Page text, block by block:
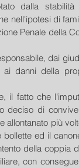
dalla
nell'ipotesi di
Penale della
dai
ai danni della
il fatto che
deciso di
allontanato più
ed il
della coppia
con